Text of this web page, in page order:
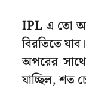
IPL এ তো আর
বিরতিতে
অপরের সাথে
যাচ্ছিল, শত